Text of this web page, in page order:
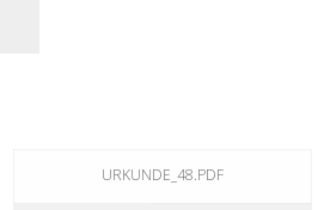
URKUNDE_48.PDF